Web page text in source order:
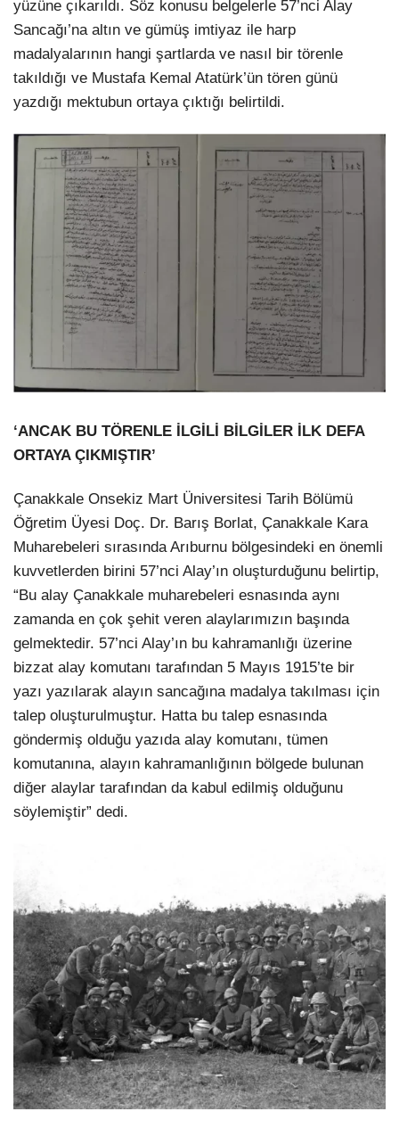
yüzüne çıkarıldı. Söz konusu belgelerle 57’nci Alay
Sancağı’na altın ve gümüş imtiyaz ile harp
madalyalarının hangi şartlarda ve nasıl bir törenle
takıldığı ve Mustafa Kemal Atatürk’ün tören günü
yazdığı mektubun ortaya çıktığı belirtildi.
‘ANCAK BU TÖRENLE İLGİLİ BİLGİLER İLK DEFA
ORTAYA ÇIKMIŞTIR’
Çanakkale Onsekiz Mart Üniversitesi Tarih Bölümü
Öğretim Üyesi Doç. Dr. Barış Borlat, Çanakkale Kara
Muharebeleri sırasında Arıburnu bölgesindeki en önemli
kuvvetlerden birini 57’nci Alay’ın oluşturduğunu belirtip,
“Bu alay Çanakkale muharebeleri esnasında aynı
zamanda en çok şehit veren alaylarımızın başında
gelmektedir. 57’nci Alay’ın bu kahramanlığı üzerine
bizzat alay komutanı tarafından 5 Mayıs 1915’te bir
yazı yazılarak alayın sancağına madalya takılması için
talep oluşturulmuştur. Hatta bu talep esnasında
göndermiş olduğu yazıda alay komutanı, tümen
komutanına, alayın kahramanlığının bölgede bulunan
diğer alaylar tarafından da kabul edilmiş olduğunu
söylemiştir” dedi.